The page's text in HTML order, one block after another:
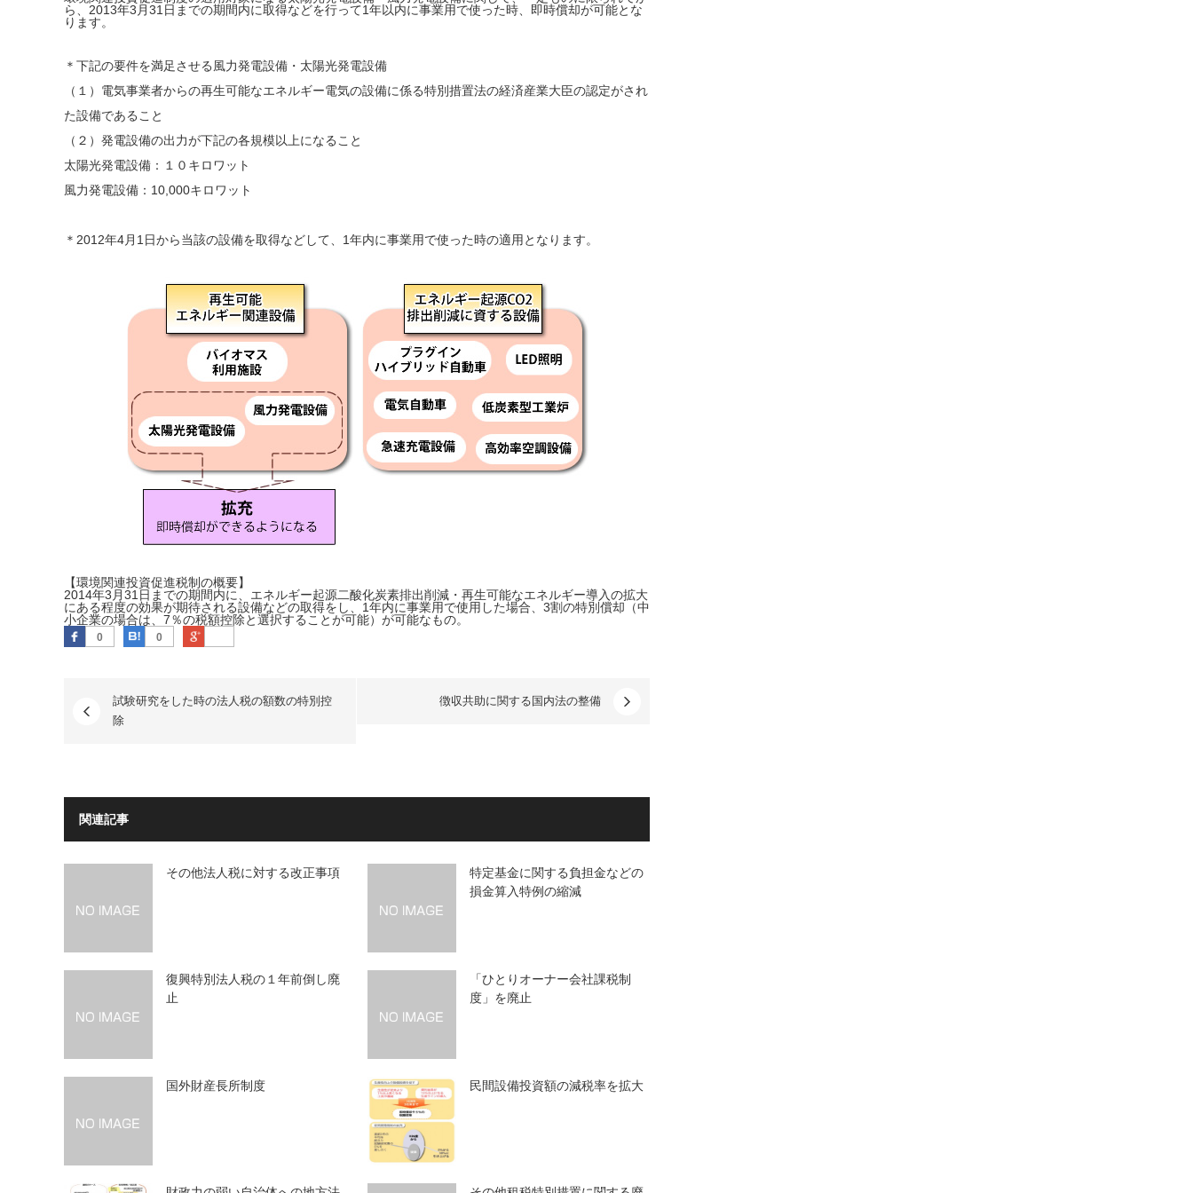
ら、2013年3月31日までの期間内に取得などを行って1年以内に事業用で使った時、即時償却が可能とな
ります。
＊下記の要件を満足させる風力発電設備・太陽光発電設備
（１）電気事業者からの再生可能なエネルギー電気の設備に係る特別措置法の経済産業大臣の認定がされ
た設備であること
（２）発電設備の出力が下記の各規模以上になること
太陽光発電設備：１０キロワット
風力発電設備：10,000キロワット
＊2012年4月1日から当該の設備を取得などして、1年内に事業用で使った時の適用となります。
【環境関連投資促進税制の概要】
2014年3月31日までの期間内に、エネルギー起源二酸化炭素排出削減・再生可能なエネルギー導入の拡大
にある程度の効果が期待される設備などの取得をし、1年内に事業用で使用した場合、3割の特別償却（中
小企業の場合は、7％の税額控除と選択することが可能）が可能なもの。
0
Facebook 0
はてなブックマーク
試験研究をした時の法人税の額数の特別控
除
徴収共助に関する国内法の整備
関連記事
その他法人税に対する改正事項
特定基金に関する負担金などの
損金算入特例の縮減
復興特別法人税の１年前倒し廃
止
「ひとりオーナー会社課税制
度」を廃止
国外財産長所制度 民間設備投資額の減税率を拡大